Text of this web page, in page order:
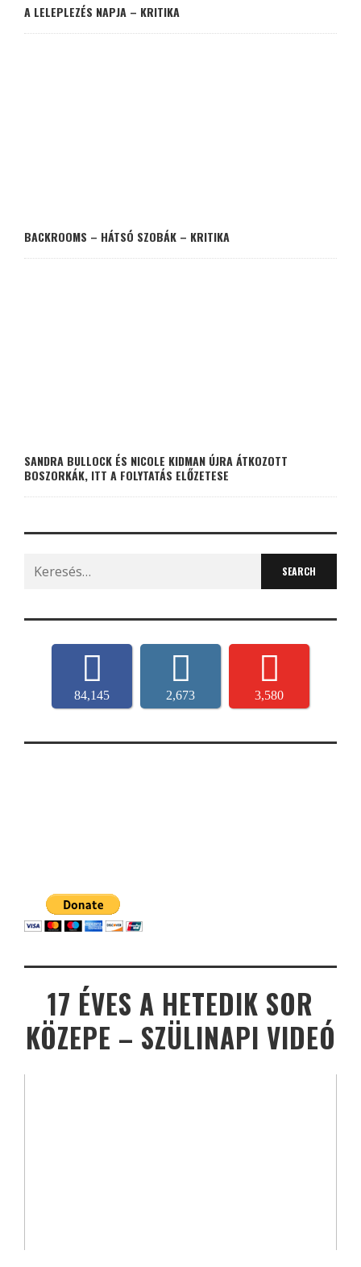
A LELEPLEZÉS NAPJA – KRITIKA
BACKROOMS – HÁTSÓ SZOBÁK – KRITIKA
SANDRA BULLOCK ÉS NICOLE KIDMAN ÚJRA ÁTKOZOTT
BOSZORKÁK, ITT A FOLYTATÁS ELŐZETESE
Search
for:
84,145 2,673 3,580
17 ÉVES A HETEDIK SOR
KÖZEPE – SZÜLINAPI VIDEÓ